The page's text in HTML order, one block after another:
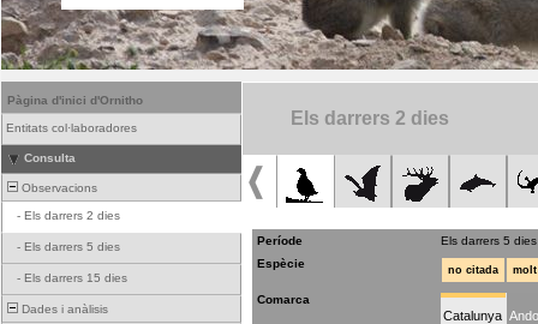
Pàgina d'inici d'Ornitho
Entitats col·laboradores
Consulta
Observacions
- Els darrers 2 dies
- Els darrers 5 dies
- Els darrers 15 dies
Dades i anàlisis
Els darrers 2 dies
Període
Els darrers 5 dies
Espècie
no citada
Comarca
Catalunya